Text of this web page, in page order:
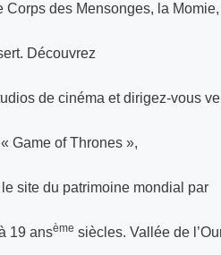
Corps des Mensonges, la Momie,
Découvrez
de cinéma et dirigez-vous
Game of Thrones »,
site du patrimoine mondial par
19 ansème siècles. Vallée de